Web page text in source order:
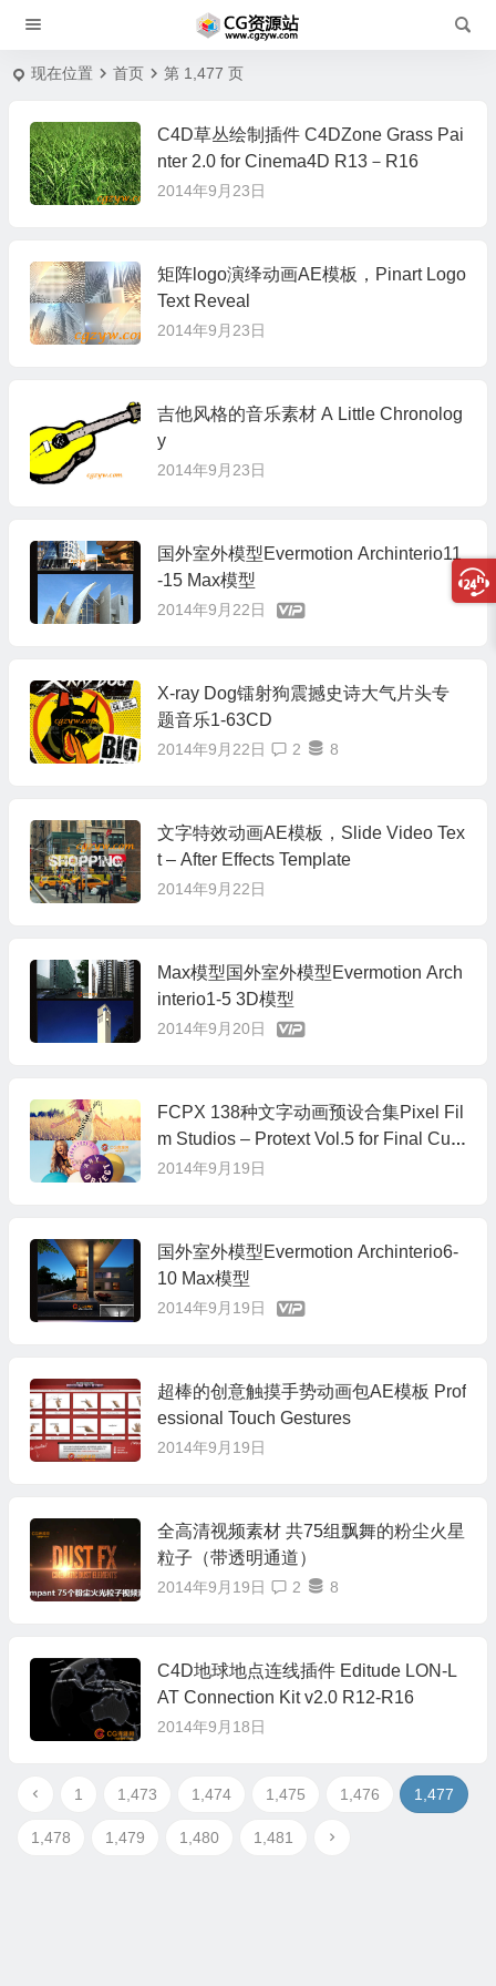
现在位置 首页 第 1,477 页
C4D草丛绘制插件 C4DZone Grass Pai
nter 2.0 for Cinema4D R13－R16
2014年9月23日
矩阵logo演绎动画AE模板，Pinart Logo
Text Reveal
2014年9月23日
吉他风格的音乐素材 A Little Chronolog
y
2014年9月23日
国外室外模型Evermotion Archinterio11
-15 Max模型
2014年9月22日
X-ray Dog镭射狗震撼史诗大气片头专
题音乐1-63CD
2014年9月22日 2 8
文字特效动画AE模板，Slide Video Tex
t – After Effects Template
2014年9月22日
Max模型国外室外模型Evermotion Arch
interio1-5 3D模型
2014年9月20日
FCPX 138种文字动画预设合集Pixel Fil
m Studios – Protext Vol.5 for Final Cut
Pro X
2014年9月19日
国外室外模型Evermotion Archinterio6-
10 Max模型
2014年9月19日
超棒的创意触摸手势动画包AE模板 Prof
essional Touch Gestures
2014年9月19日
全高清视频素材 共75组飘舞的粉尘火星
粒子（带透明通道）
2014年9月19日 2 8
C4D地球地点连线插件 Editude LON-L
AT Connection Kit v2.0 R12-R16
2014年9月18日
1 1,473 1,474 1,475 1,476 1,477
1,478 1,479 1,480 1,481